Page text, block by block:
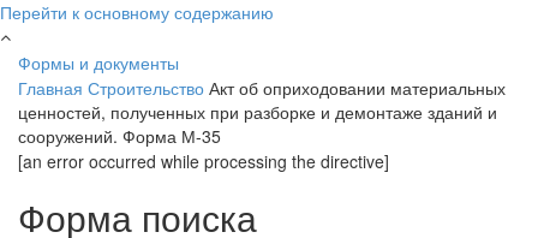
Перейти к основному содержанию
Формы и документы
Главная Строительство Акт об оприходовании материальных
ценностей, полученных при разборке и демонтаже зданий и
сооружений. Форма М-35
[an error occurred while processing the directive]
Форма поиска